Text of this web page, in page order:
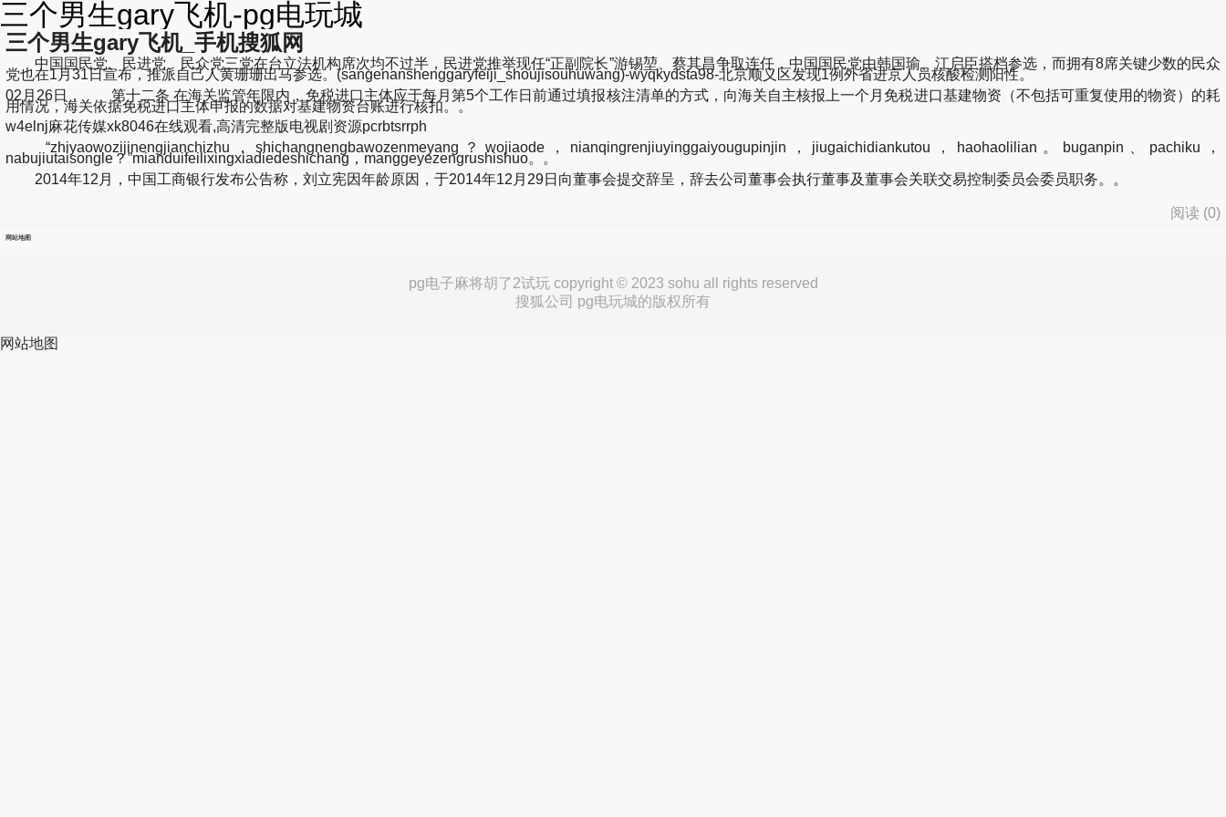
三个男生gary飞机-pg电玩城
三个男生gary飞机_手机搜狐网
中国国民党、民进党、民众党三党在台立法机构席次均不过半，民进党推举现任“正副院长”游锡堃、蔡其昌争取连任，中国国民党由韩国瑜、江启臣搭档参选，而拥有8席关键少数的民众
党也在1月31日宣布，推派自己人黄珊珊出马参选。(sangenanshenggaryfeiji_shoujisouhuwang)-wyqkydsta98-北京顺义区发现1例外省进京人员核酸检测阳性。
02月26日， 第十二条 在海关监管年限内，免税进口主体应于每月第5个工作日前通过填报核注清单的方式，向海关自主核报上一个月免税进口基建物资（不包括可重复使用的物资）的耗
用情况，海关依据免税进口主体申报的数据对基建物资台账进行核扣。。
w4elnj麻花传媒xk8046在线观看,高清完整版电视剧资源pcrbtsrrph
“zhiyaowozijinengjianchizhu，shichangnengbawozenmeyang？wojiaode，nianqingrenjiuyinggaiyougupinjin，jiugaichidiankutou，haohaolilian。buganpin、pachiku，
nabujiutaisongle？”mianduifeilixingxiadiedeshichang，manggeyezengrushishuo。。
2014年12月，中国工商银行发布公告称，刘立宪因年龄原因，于2014年12月29日向董事会提交辞呈，辞去公司董事会执行董事及董事会关联交易控制委员会委员职务。。
阅读 (0)
网站地图
pg电子麻将胡了2试玩 copyright © 2023 sohu all rights reserved
搜狐公司 pg电玩城的版权所有
网站地图